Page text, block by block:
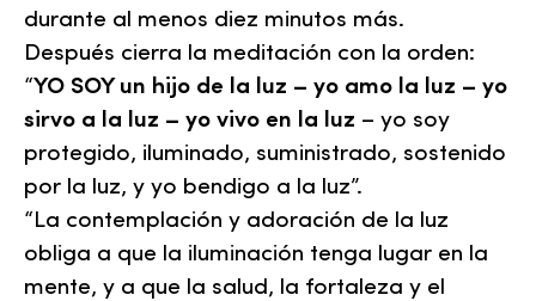
durante al menos diez minutos más.
Después cierra la meditación con la orden:
“YO SOY un hijo de la luz – yo amo la luz – yo
sirvo a la luz – yo vivo en la luz – yo soy
protegido, iluminado, suministrado, sostenido
por la luz, y yo bendigo a la luz”.
“La contemplación y adoración de la luz
obliga a que la iluminación tenga lugar en la
mente, y a que la salud, la fortaleza y el